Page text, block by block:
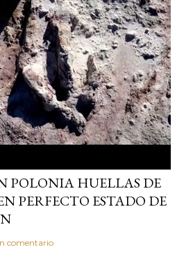
POLONIA HUELLAS DE
PERFECTO ESTADO DE
comentario